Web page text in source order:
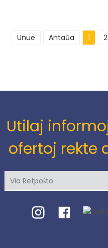
Unue Antaŭa 1 2
Utilaj
ofertoj rekte